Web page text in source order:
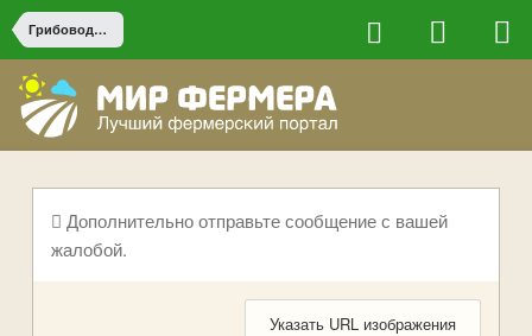
Грибоводство
Дополнительно отправьте сообщение с вашей
жалобой.
Указать URL изображения